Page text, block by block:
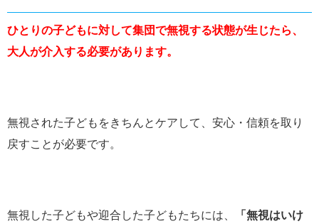
ひとりの子どもに対して集団で無視する状態が生じたら、
大人が介入する必要があります。
無視された子どもをきちんとケアして、安心・信頼を取り
戻すことが必要です。
無視した子どもや迎合した子どもたちには、
「無視はいけ